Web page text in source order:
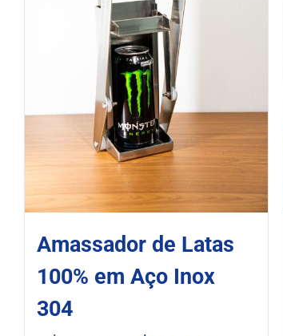
Amassador de Latas
100% em Aço Inox
304